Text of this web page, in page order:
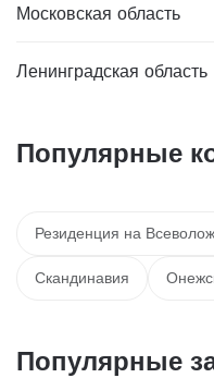
Московская область
Ленинградская область
Популярные
Резиденция на
Скандинавия
Популярные